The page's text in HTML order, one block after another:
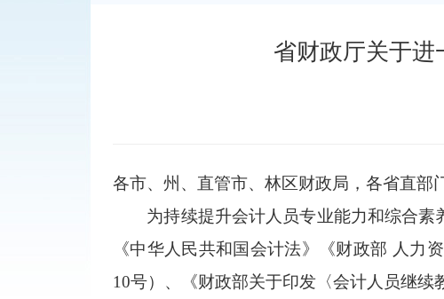
省财政厅关于进
各市、州、直管市、林区财政局，各省直部
为持续提升会计人员专业能力和综合素
《中华人民共和国会计法》《财政部 人力
10号）、《财政部关于印发〈会计人员继